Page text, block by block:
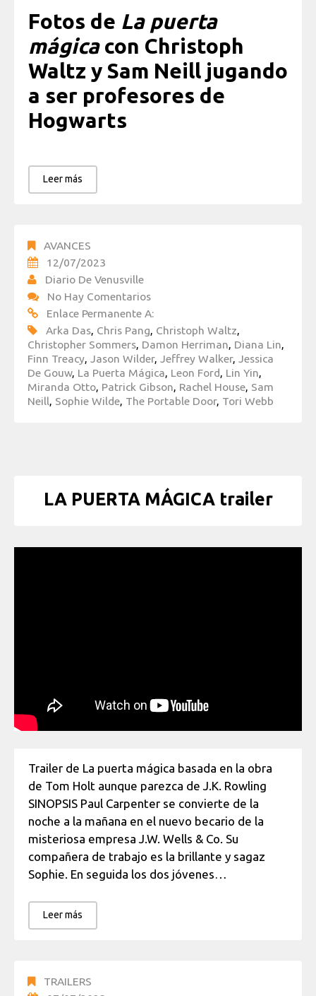
Fotos de La puerta
mágicacon Christoph
Waltz y Sam Neill jugando
a ser profesores de
Hogwarts
Leer más
AVANCES
12/07/2023
Diario De Venusville
No Hay Comentarios
Enlace Permanente A:
Arka Das, Chris Pang, Christoph Waltz,
Christopher Sommers, Damon Herriman, Diana Lin,
Finn Treacy, Jason Wilder, Jeffrey Walker, Jessica
De Gouw, La Puerta Mágica, Leon Ford, Lin Yin,
Miranda Otto, Patrick Gibson, Rachel House, Sam
Neill, Sophie Wilde, The Portable Door, Tori Webb
LA PUERTA MÁGICA trailer
Trailer de La puerta mágica basada en la obra
de Tom Holt aunque parezca de J.K. Rowling
SINOPSIS Paul Carpenter se convierte de la
noche a la mañana en el nuevo becario de la
misteriosa empresa J.W. Wells & Co. Su
compañera de trabajo es la brillante y sagaz
Sophie. En seguida los dos jóvenes…
Leer más
TRAILERS